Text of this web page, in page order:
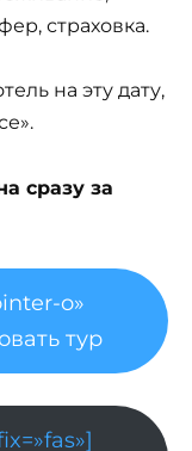
страховка.
на эту дату,
сразу за
o»
тур